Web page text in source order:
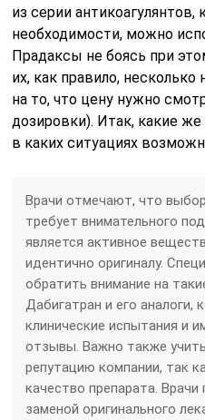
из серии антикоагулянтов,
необходимости, можно
Прадаксы не боясь при
их, как правило,
на то, что цену нужно
дозировки). Итак, какие
в каких ситуациях
Врачи отмечают, что
требует внимательного
является активное
идентично оригиналу.
обратить внимание на
Дабигатран и его аналоги,
клинические испытания и
отзывы. Важно также
репутацию компании, так
качество препарата.
заменой оригинального